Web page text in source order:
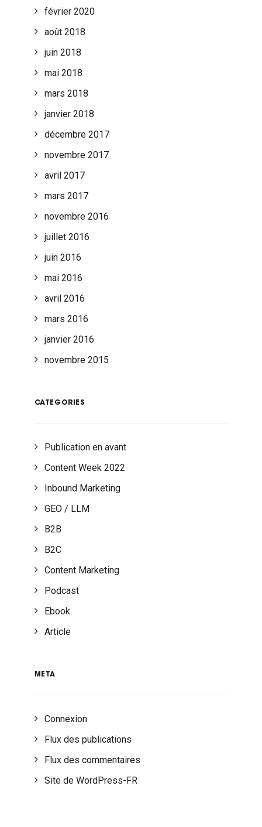
février 2020
août 2018
juin 2018
mai 2018
mars 2018
janvier 2018
décembre 2017
novembre 2017
avril 2017
mars 2017
novembre 2016
juillet 2016
juin 2016
mai 2016
avril 2016
mars 2016
janvier 2016
novembre 2015
CATEGORIES
Publication en avant
Content Week 2022
Inbound Marketing
GEO / LLM
B2B
B2C
Content Marketing
Podcast
Ebook
Article
META
Connexion
Flux des publications
Flux des commentaires
Site de WordPress-FR